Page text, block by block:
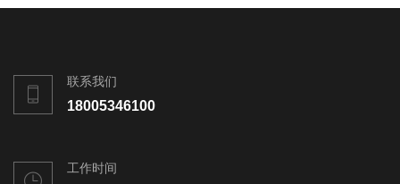
联系我们
18005346100
工作时间